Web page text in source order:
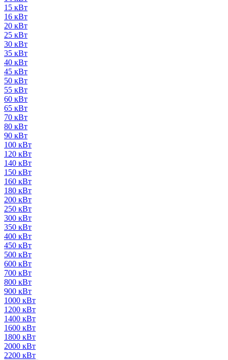
15 кВт
16 кВт
20 кВт
25 кВт
30 кВт
35 кВт
40 кВт
45 кВт
50 кВт
55 кВт
60 кВт
65 кВт
70 кВт
80 кВт
90 кВт
100 кВт
120 кВт
140 кВт
150 кВт
160 кВт
180 кВт
200 кВт
250 кВт
300 кВт
350 кВт
400 кВт
450 кВт
500 кВт
600 кВт
700 кВт
800 кВт
900 кВт
1000 кВт
1200 кВт
1400 кВт
1600 кВт
1800 кВт
2000 кВт
2200 кВт